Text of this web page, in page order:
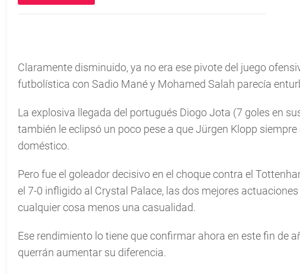
Claramente disminuido, ya no era ese pivote del juego
futbolística con Sadio Mané y Mohamed Salah parecía
La explosiva llegada del portugués Diogo Jota (7 goles en
también le eclipsó un poco pese a que Jürgen Klopp
doméstico.
Pero fue el goleador decisivo en el choque contra el
el 7-0 infligido al Crystal Palace, las dos mejores
cualquier cosa menos una casualidad.
Ese rendimiento lo tiene que confirmar ahora en este fin de
querrán aumentar su diferencia.